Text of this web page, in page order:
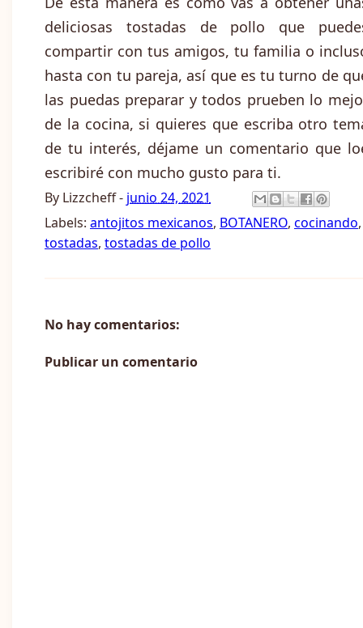
deliciosas tostadas de pollo que
compartir con tus amigos, tu familia o
hasta con tu pareja, así que es tu turno de
las puedas preparar y todos prueben lo
de la cocina, si quieres que escriba otro
de tu interés, déjame un comentario que
escribiré con mucho gusto para ti.
By Lizzcheff- junio 24, 2021
Labels: antojitos mexicanos, BOTANERO, cocinando,
tostadas, tostadas de pollo
No hay comentarios:
Publicar un comentario